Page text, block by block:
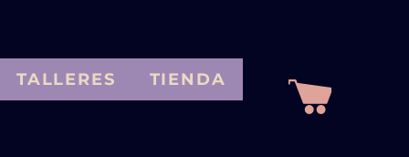
TALLERES TIENDA